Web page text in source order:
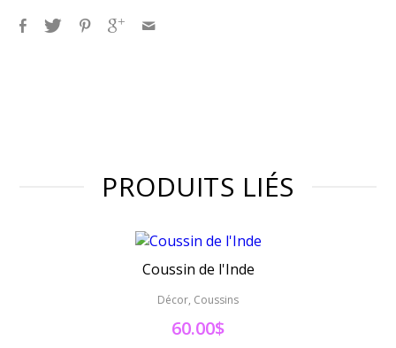
PRODUITS LIÉS
Coussin de l'Inde
Décor, Coussins
60.00$